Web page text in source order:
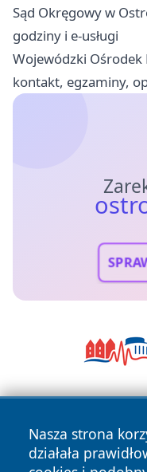
Sąd Okręgowy w
godziny i e-usługi
Wojewódzki Ośrodek
kontakt, egzaminy,
Nasza strona
działała